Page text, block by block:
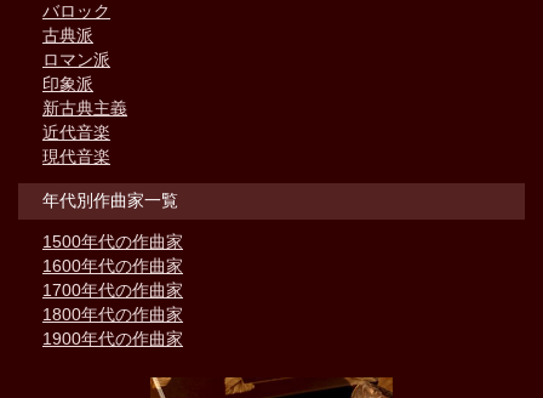
バロック
古典派
ロマン派
印象派
新古典主義
近代音楽
現代音楽
年代別作曲家一覧
1500年代の作曲家
1600年代の作曲家
1700年代の作曲家
1800年代の作曲家
1900年代の作曲家